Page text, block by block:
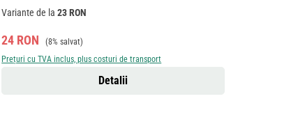
Variante de la 23 RON
Preț de vânzare:
24 RON Preț obișnuit:
(8% salvat)
Prețuri cu TVA inclus, plus costuri de transport
Detalii